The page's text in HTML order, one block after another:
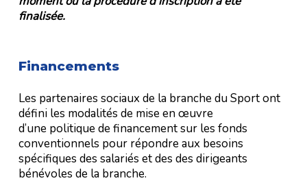
finalisée.
Financements
Les partenaires sociaux de la branche du Sport ont
défini les modalités de mise en œuvre
d’une politique de financement sur les fonds
conventionnels pour répondre aux besoins
spécifiques des salariés et des des dirigeants
bénévoles de la branche.